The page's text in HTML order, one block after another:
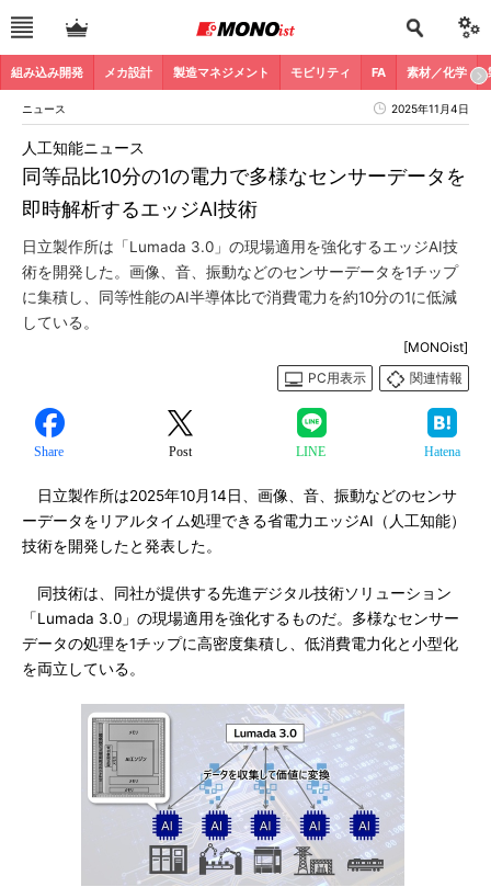
組み込み開発 メカ設計 製造マネジメント モビリティ FA 素材／化学
ニュース 2025年11月4日
同等品比10分の1の電力で多様なセンサーデータを
即時解析するエッジAI技術
人工知能ニュース
日立製作所は「Lumada 3.0」の現場適用を強化するエッジAI技
術を開発した。画像、音、振動などのセンサーデータを1チップ
に集積し、同等性能のAI半導体比で消費電力を約10分の1に低減
している。
[MONOist]
PC用表示
関連情報
Share Post LINE Hatena
日立製作所は2025年10月14日、画像、音、振動などのセンサ
ーデータをリアルタイム処理できる省電力エッジAI（人工知能）
技術を開発したと発表した。
同技術は、同社が提供する先進デジタル技術ソリューション
「Lumada 3.0」の現場適用を強化するものだ。多様なセンサー
データの処理を1チップに高密度集積し、低消費電力化と小型化
を両立している。